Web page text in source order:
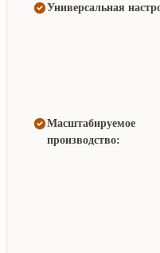
Универсальная
Масштабируемое
производство: